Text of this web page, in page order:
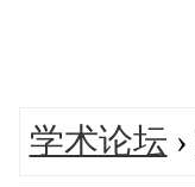
学术论坛 ›